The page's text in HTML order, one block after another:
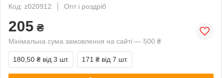
Код: z020912
Опт і роздріб
205 ₴
Мінімальна сума замовлення на сайті — 500 ₴
180,50 ₴ від 3 шт. 171 ₴ від 7 шт.